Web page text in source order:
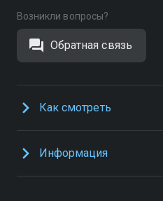
Возникли вопросы?
Обратная связь
Как смотреть
Информация